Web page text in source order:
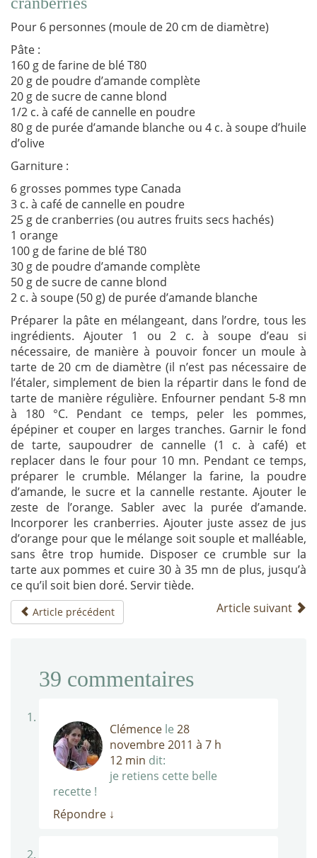
Pour 6 personnes (moule de 20 cm de diamètre)
Pâte :
160 g de farine de blé T80
20 g de poudre d’amande complète
20 g de sucre de canne blond
1/2 c. à café de cannelle en poudre
80 g de purée d’amande blanche ou 4 c. à soupe d’huile
d’olive
Garniture :
6 grosses pommes type Canada
3 c. à café de cannelle en poudre
25 g de cranberries (ou autres fruits secs hachés)
1 orange
100 g de farine de blé T80
30 g de poudre d’amande complète
50 g de sucre de canne blond
2 c. à soupe (50 g) de purée d’amande blanche
Préparer la pâte en mélangeant, dans l’ordre, tous les
ingrédients. Ajouter 1 ou 2 c. à soupe d’eau si
nécessaire, de manière à pouvoir foncer un moule à
tarte de 20 cm de diamètre (il n’est pas nécessaire de
l’étaler, simplement de bien la répartir dans le fond de
tarte de manière régulière. Enfourner pendant 5-8 mn
à 180 °C. Pendant ce temps, peler les pommes,
épépiner et couper en larges tranches. Garnir le fond
de tarte, saupoudrer de cannelle (1 c. à café) et
replacer dans le four pour 10 mn. Pendant ce temps,
préparer le crumble. Mélanger la farine, la poudre
d’amande, le sucre et la cannelle restante. Ajouter le
zeste de l’orange. Sabler avec la purée d’amande.
Incorporer les cranberries. Ajouter juste assez de jus
d’orange pour que le mélange soit souple et malléable,
sans être trop humide. Disposer ce crumble sur la
tarte aux pommes et cuire 30 à 35 mn de plus, jusqu’à
ce qu’il soit bien doré. Servir tiède.
Article précédent Article suivant
39 commentaires
Clémence le 28
novembre 2011 à 7 h
12 min dit:
je retiens cette belle
recette !
Répondre ↓